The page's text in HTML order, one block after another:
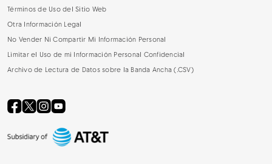
Términos de Uso del Sitio Web
Otra Información Legal
No Vender Ni Compartir Mi Información Personal
Limitar el Uso de mi Información Personal Confidencial
Archivo de Lectura de Datos sobre la Banda Ancha (.CSV)